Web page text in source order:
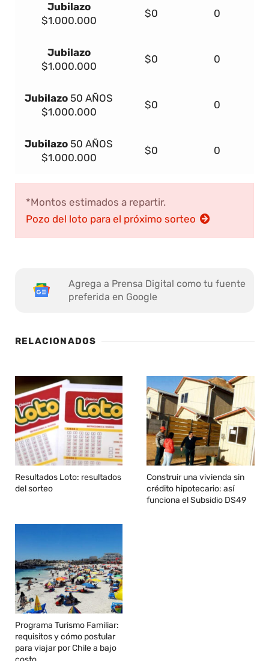
Jubilazo
$1.000.000
$0 0
Jubilazo
$1.000.000
$0 0
Jubilazo 50 AÑOS
$1.000.000
$0 0
Jubilazo 50 AÑOS
$1.000.000
$0 0
*Montos estimados a repartir.
Pozo del loto para el próximo sorteo
Agrega a Prensa Digital como tu fuente
preferida en Google
RELACIONADOS
Resultados Loto: resultados
del sorteo
Construir una vivienda sin
crédito hipotecario: así
funciona el Subsidio DS49
Programa Turismo Familiar:
requisitos y cómo postular
para viajar por Chile a bajo